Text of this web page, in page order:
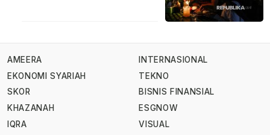
AMEERA
EKONOMI SYARIAH
SKOR
KHAZANAH
IQRA
INTERNASIONAL
TEKNO
BISNIS FINANSIAL
ESGNOW
VISUAL